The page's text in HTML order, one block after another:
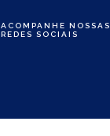
ACOMPANHE NOSSAS
REDES SOCIAIS